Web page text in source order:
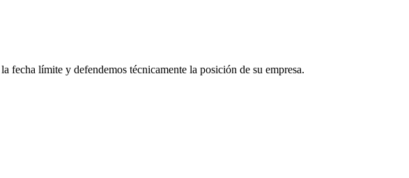
fecha límite y defendemos técnicamente la posición de su empresa.